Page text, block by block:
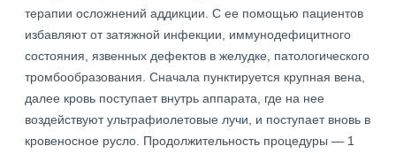
терапии осложнений аддикции. С ее помощью пациентов
избавляют от затяжной инфекции, иммунодефицитного
состояния, язвенных дефектов в желудке, патологического
тромбообразования. Сначала пунктируется крупная вена,
далее кровь поступает внутрь аппарата, где на нее
воздействуют ультрафиолетовые лучи, и поступает вновь в
кровеносное русло. Продолжительность процедуры — 1